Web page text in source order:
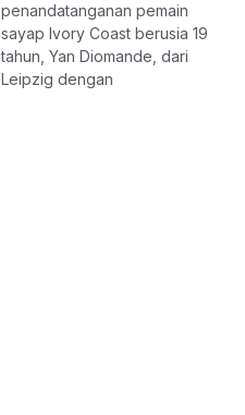
penandatanganan pemain
sayap Ivory Coast berusia 19
tahun, Yan Diomande, dari
Leipzig dengan